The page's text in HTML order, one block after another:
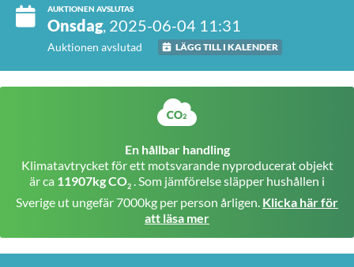
AUKTIONEN AVSLUTAS
Onsdag, 2025-06-04 11:31
Auktionen avslutad LÄGG TILL I KALENDER
En hållbar handling
Klimatavtrycket för ett motsvarande nyproducerat objekt
är ca 11907kg CO2 . Som jämförelse släpper hushållen i
Sverige ut ungefär 7000kg per person årligen. Klicka här för
att läsa mer